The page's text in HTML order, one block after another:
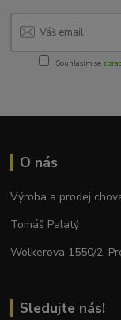
Souhlasím se
O nás
Výroba a prodej
Tomáš Palatý
Wolkerova 1550/2,
Sledujte nás!